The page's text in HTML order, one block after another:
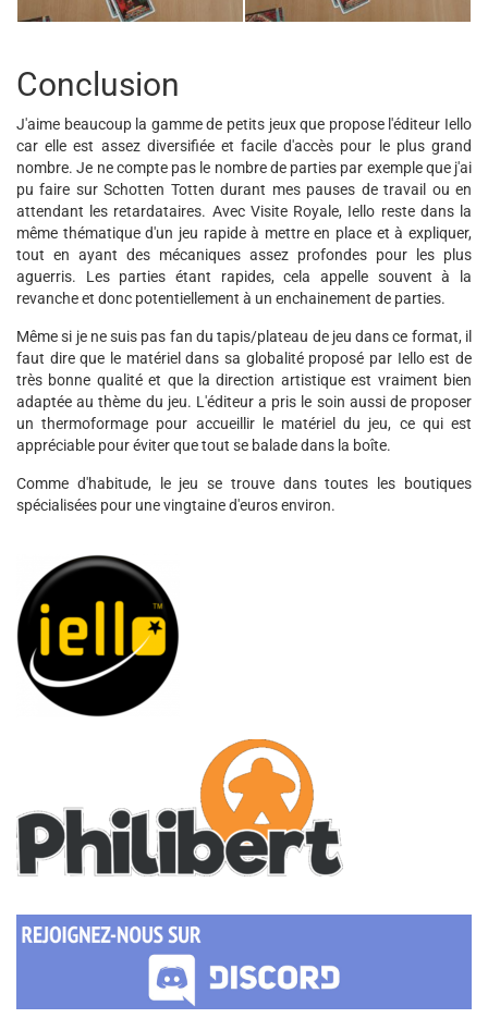
Conclusion
J'aime beaucoup la gamme de petits jeux que propose l'éditeur Iello
car elle est assez diversifiée et facile d'accès pour le plus grand
nombre. Je ne compte pas le nombre de parties par exemple que j'ai
pu faire sur Schotten Totten durant mes pauses de travail ou en
attendant les retardataires. Avec Visite Royale, Iello reste dans la
même thématique d'un jeu rapide à mettre en place et à expliquer,
tout en ayant des mécaniques assez profondes pour les plus
aguerris. Les parties étant rapides, cela appelle souvent à la
revanche et donc potentiellement à un enchainement de parties.
Même si je ne suis pas fan du tapis/plateau de jeu dans ce format, il
faut dire que le matériel dans sa globalité proposé par Iello est de
très bonne qualité et que la direction artistique est vraiment bien
adaptée au thème du jeu. L'éditeur a pris le soin aussi de proposer
un thermoformage pour accueillir le matériel du jeu, ce qui est
appréciable pour éviter que tout se balade dans la boîte.
Comme d'habitude, le jeu se trouve dans toutes les boutiques
spécialisées pour une vingtaine d'euros environ.